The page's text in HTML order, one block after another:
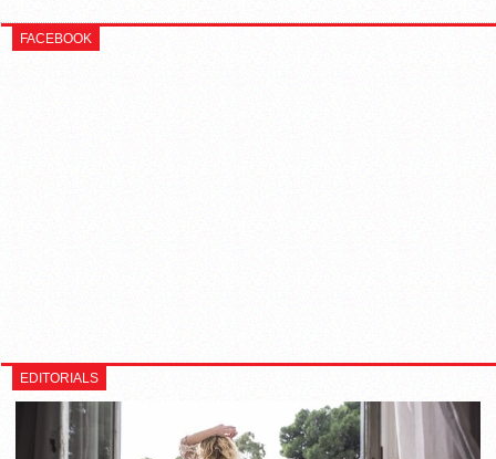
FACEBOOK
EDITORIALS